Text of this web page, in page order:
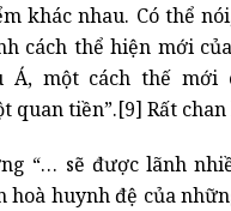
khác nhau. Có thể
cách thể hiện mới
Á, một cách thế mới
quan tiền”.[9] Rất chan
“… sẽ được lãnh
hoà huynh đệ của